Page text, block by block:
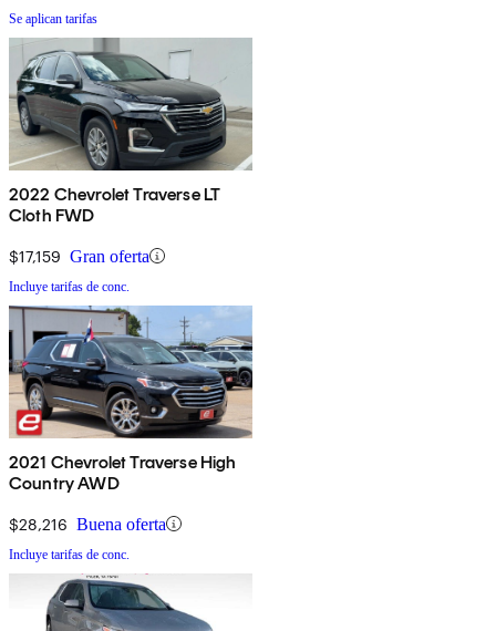
Se aplican tarifas
2022 Chevrolet Traverse LT
Cloth FWD
$17,159 Gran oferta
Incluye tarifas de conc.
2021 Chevrolet Traverse High
Country AWD
$28,216 Buena oferta
Incluye tarifas de conc.